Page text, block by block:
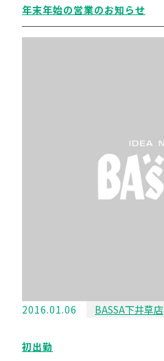
年末年始の営業のお知らせ
2016.01.06 BASSA下井草店
初出勤